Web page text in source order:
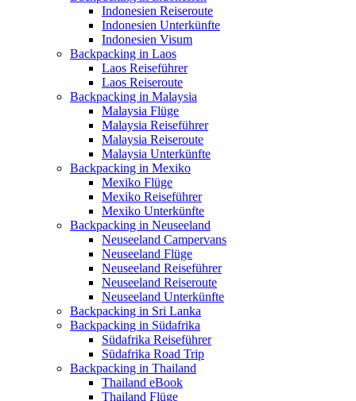
Indonesien Reiseroute
Indonesien Unterkünfte
Indonesien Visum
Backpacking in Laos
Laos Reiseführer
Laos Reiseroute
Backpacking in Malaysia
Malaysia Flüge
Malaysia Reiseführer
Malaysia Reiseroute
Malaysia Unterkünfte
Backpacking in Mexiko
Mexiko Flüge
Mexiko Reiseführer
Mexiko Unterkünfte
Backpacking in Neuseeland
Neuseeland Campervans
Neuseeland Flüge
Neuseeland Reiseführer
Neuseeland Reiseroute
Neuseeland Unterkünfte
Backpacking in Sri Lanka
Backpacking in Südafrika
Südafrika Reiseführer
Südafrika Road Trip
Backpacking in Thailand
Thailand eBook
Thailand Flüge